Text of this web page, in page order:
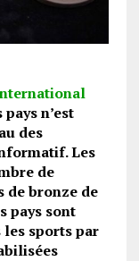
n’est
des
Les
de
de bronze de
pays sont
les sports par